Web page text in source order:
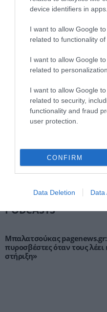
device identifiers in apps.
I want to allow Google
related to functionality
I want to allow Google
related to personalization.
I want to allow Google
related to security,
functionality and fraud
user protection.
CONFIRM
Data Deletion Data
Αργολίδα: Προφυλακιστέοι
58χρονου ψυχολόγου
ΙΩΑΝΝΑ ΠΥΛΟΥΔΗ
Ξεκινούν τα νυχτερινά
προς Καλαμαριά
ΙΩΑΝΝΑ ΚΑΡΑ
06.08.2026 | 22:40
Αλεξανδρούπολη:
ΙΩΑΝΝΑ ΠΥΛΟΥΔΗ
06.08.2026 | 22:20
PODCASTS
Μπαλατσούκας
πυροσβέστες όταν τους
στήριξη»